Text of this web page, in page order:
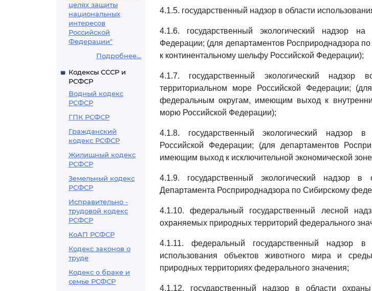
целях защиты
национальных
интересов
Российской
Федерации"
Подробнее...
Кодексы СССР и
РСФСР
Водный кодекс
РСФСР
ГПК РСФСР
Гражданский
кодекс РСФСР
Жилищный кодекс
РСФСР
Земельный кодекс
РСФСР
Исправительно -
трудовой кодекс
РСФСР
КоАП РСФСР
Кодекс законов о
труде
Кодекс о браке и
семье РСФСР
4.1.5. государственный надзор в области
4.1.6. государственный экологический надзор
Федерации; (для департаментов Росприроднадзора
к континентальному шельфу Российской Федерации);
4.1.7. государственный экологический
территориальном море Российской Федерации;
федеральным округам, имеющим выход к
морю Российской Федерации);
4.1.8. государственный экологический надзор в
Российской Федерации; (для департаментов
имеющим выход к исключительной экономической
4.1.9. государственный экологический надзор
Департамента Росприроднадзора по Сибирскому
4.1.10. федеральный государственный лесной
охраняемых природных территорий федерального
4.1.11. федеральный государственный надзор в
использования объектов животного мира и
природных территориях федерального значения;
4.1.12. государственный надзор в области